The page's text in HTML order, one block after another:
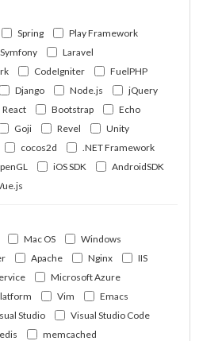
Spring
Play Framework
Symfony
Laravel
CodeIgniter
FuelPHP
Django Node.js
jQuery
React Bootstrap
Echo
Goji Revel
Unity
cocos2d
.NET Framework
iOS SDK
AndroidSDK
Mac OS
Windows
Apache Nginx
IIS
Microsoft Azure
Vim
Emacs
Studio
Visual Studio Code
memcached